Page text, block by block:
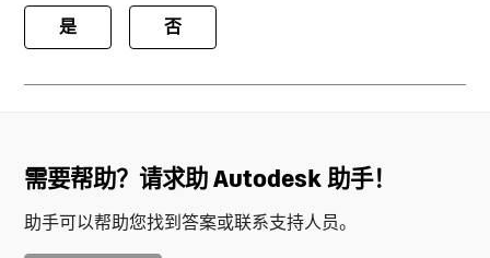
是 否
需要帮助？请求助 Autodesk 助手！
助手可以帮助您找到答案或联系支持人员。